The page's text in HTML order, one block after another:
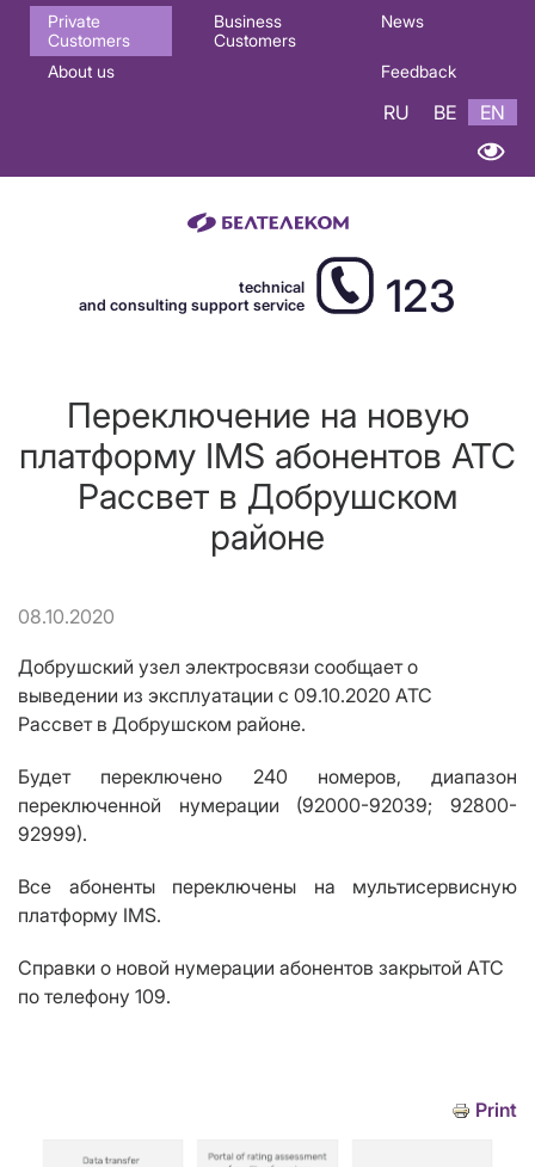
Основная
навигация
Private
Customers
Business
Customers
News
About us Feedback
RU BE EN
technical
and consulting support service
123
Переключение на новую
платформу IMS абонентов АТС
Рассвет в Добрушском
районе
08.10.2020
Добрушский узел электросвязи сообщает о
выведении из эксплуатации с 09.10.2020 АТС
Рассвет в Добрушском районе.
Будет переключено 240 номеров, диапазон
переключенной нумерации (92000-92039; 92800-
92999).
Все абоненты переключены на мультисервисную
платформу IMS.
Справки о новой нумерации абонентов закрытой АТС
по телефону 109.
Print